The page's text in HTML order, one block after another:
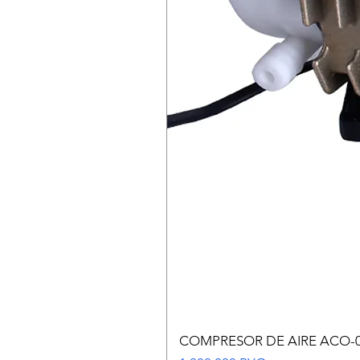
COMPRESOR DE AIRE ACO-